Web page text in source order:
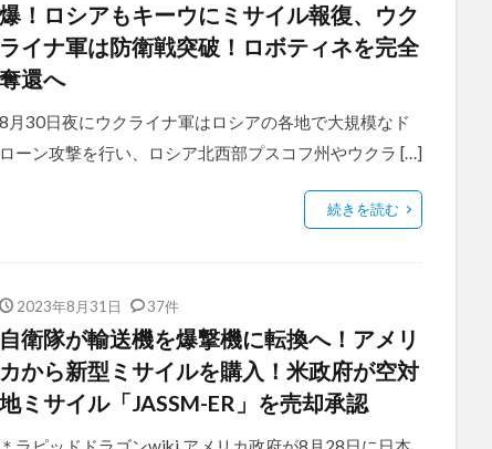
爆！ロシアもキーウにミサイル報復、ウク
ライナ軍は防衛戦突破！ロボティネを完全
奪還へ
8月30日夜にウクライナ軍はロシアの各地で大規模なド
ローン攻撃を行い、ロシア北西部プスコフ州やウクラ […]
続きを読む
2023年8月31日 37件
自衛隊が輸送機を爆撃機に転換へ！アメリ
カから新型ミサイルを購入！米政府が空対
地ミサイル「JASSM-ER」を売却承認